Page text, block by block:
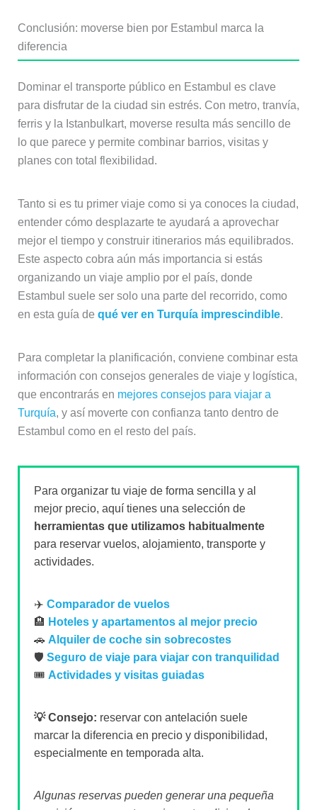
Conclusión: moverse bien por Estambul marca la
diferencia
Dominar el transporte público en Estambul es clave
para disfrutar de la ciudad sin estrés. Con metro, tranvía,
ferris y la Istanbulkart, moverse resulta más sencillo de
lo que parece y permite combinar barrios, visitas y
planes con total flexibilidad.
Tanto si es tu primer viaje como si ya conoces la ciudad,
entender cómo desplazarte te ayudará a aprovechar
mejor el tiempo y construir itinerarios más equilibrados.
Este aspecto cobra aún más importancia si estás
organizando un viaje amplio por el país, donde
Estambul suele ser solo una parte del recorrido, como
en esta guía de qué ver en Turquía imprescindible.
Para completar la planificación, conviene combinar esta
información con consejos generales de viaje y logística,
que encontrarás en mejores consejos para viajar a
Turquía, y así moverte con confianza tanto dentro de
Estambul como en el resto del país.
Para organizar tu viaje de forma sencilla y al
mejor precio, aquí tienes una selección de
herramientas que utilizamos habitualmente
para reservar vuelos, alojamiento, transporte y
actividades.
✈️ Comparador de vuelos
🏨 Hoteles y apartamentos al mejor precio
🚗 Alquiler de coche sin sobrecostes
🛡️ Seguro de viaje para viajar con tranquilidad
🎟️ Actividades y visitas guiadas
💡 Consejo: reservar con antelación suele
marcar la diferencia en precio y disponibilidad,
especialmente en temporada alta.
Algunas reservas pueden generar una pequeña